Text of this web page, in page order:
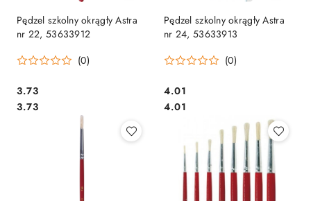
Pędzel szkolny okrągły Astra
nr 22, 53633912
(0)
Cena:
3.73
Cena:
3.73
Pędzel szkolny okrągły Astra
nr 24, 53633913
(0)
Cena:
4.01
Cena:
4.01